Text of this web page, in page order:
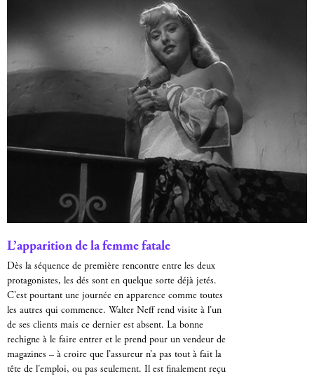
L’apparition de la femme fatale
Dès la séquence de première rencontre entre les deux
protagonistes, les dés sont en quelque sorte déjà jetés.
C’est pourtant une journée en apparence comme toutes
les autres qui commence. Walter Neff rend visite à l’un
de ses clients mais ce dernier est absent. La bonne
rechigne à le faire entrer et le prend pour un vendeur de
magazines – à croire que l’assureur n’a pas tout à fait la
tête de l’emploi, ou pas seulement. Il est finalement reçu